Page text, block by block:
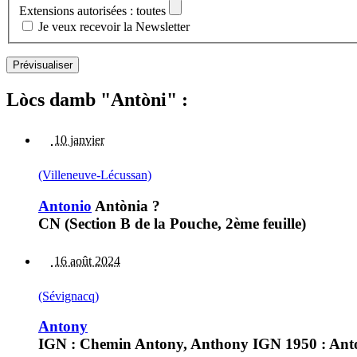
Extensions autorisées : toutes
Je veux recevoir la Newsletter
Lòcs damb "Antòni" :
10 janvier
(Villeneuve-Lécussan)
Antonio Antònia ?
CN (Section B de la Pouche, 2ème feuille)
16 août 2024
(Sévignacq)
Antony
IGN : Chemin Antony, Anthony IGN 1950 :